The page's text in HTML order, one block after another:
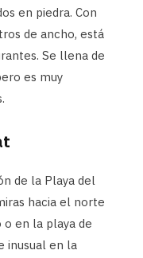
en piedra. Con
de ancho, está
Se llena de
es muy
de la Playa del
hacia el norte
en la playa de
inusual en la